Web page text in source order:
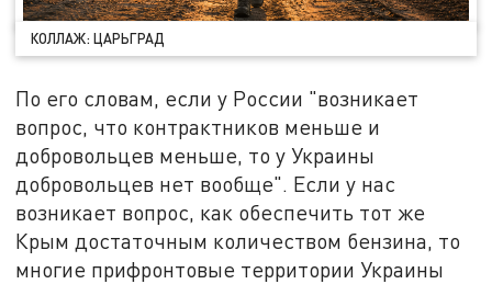
КОЛЛАЖ: ЦАРЬГРАД
По его словам, если у России "возникает
вопрос, что контрактников меньше и
добровольцев меньше, то у Украины
добровольцев нет вообще". Если у нас
возникает вопрос, как обеспечить тот же
Крым достаточным количеством бензина, то
многие прифронтовые территории Украины